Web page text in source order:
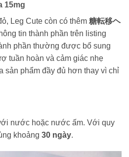
15mg
Leg Cute còn có thêm 糖転移ヘ
tin thành phần trên listing
phần thường được bổ sung
tuần hoàn và cảm giác nhẹ
sản phẩm đầy đủ hơn thay vì chỉ
nước hoặc nước ấm. Với quy
khoảng 30 ngày.